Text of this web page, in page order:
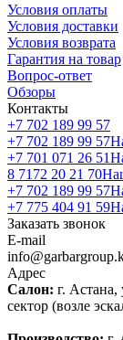
Условия оплаты
Условия доставки
Условия возврата
Гарантия на товар
Вопрос-ответ
Обзоры
Контакты
+7 702 189 99 57
+7 702 189 99 57
+7 701 071 26 51
8 7172 20 21 70
+7 702 189 99 57
+7 775 404 91 59
Заказать звонок
E-mail
Адрес
Салон: г.
сектор (возле